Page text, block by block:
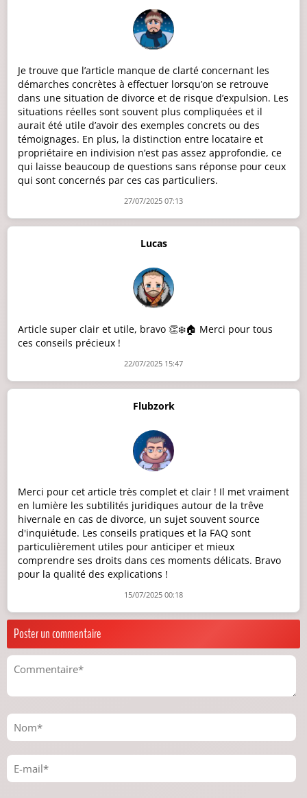
Je trouve que l’article manque de clarté concernant les
démarches concrètes à effectuer lorsqu’on se retrouve
dans une situation de divorce et de risque d’expulsion. Les
situations réelles sont souvent plus compliquées et il
aurait été utile d’avoir des exemples concrets ou des
témoignages. En plus, la distinction entre locataire et
propriétaire en indivision n’est pas assez approfondie, ce
qui laisse beaucoup de questions sans réponse pour ceux
qui sont concernés par ces cas particuliers.
27/07/2025 07:13
Lucas
Article super clair et utile, bravo 👏❄️🏠 Merci pour tous
ces conseils précieux !
22/07/2025 15:47
Flubzork
Merci pour cet article très complet et clair ! Il met vraiment
en lumière les subtilités juridiques autour de la trêve
hivernale en cas de divorce, un sujet souvent source
d'inquiétude. Les conseils pratiques et la FAQ sont
particulièrement utiles pour anticiper et mieux
comprendre ses droits dans ces moments délicats. Bravo
pour la qualité des explications !
15/07/2025 00:18
Poster un commentaire